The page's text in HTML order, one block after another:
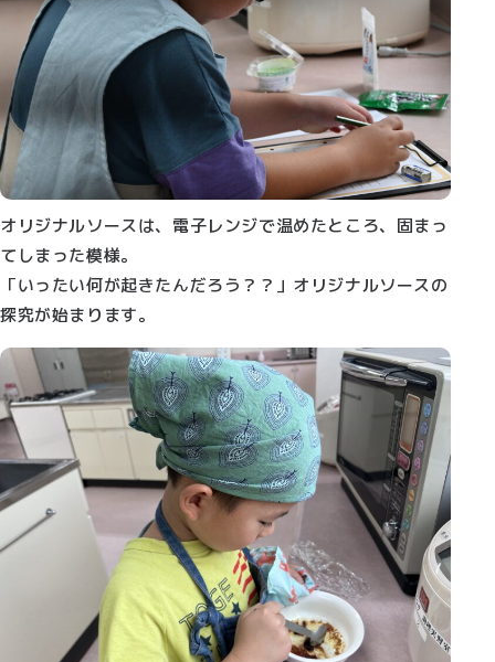
オリジナルソースは、電子レンジで温めたところ、固まっ
てしまった模様。
「いったい何が起きたんだろう？？」オリジナルソースの
探究が始まります。